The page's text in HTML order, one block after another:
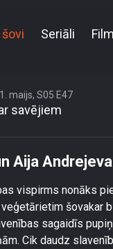
Seriāli
maijs, S05 E47
savējiem
Aija
vispirms nonāks
šovakar
sagaidīs
Cik daudz